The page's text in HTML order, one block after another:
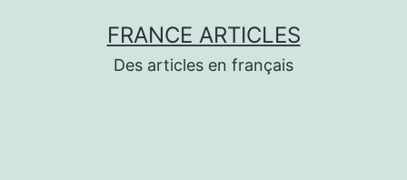
FRANCE ARTICLES
Des articles en français